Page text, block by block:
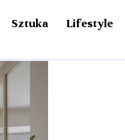
Sztuka Lifestyle